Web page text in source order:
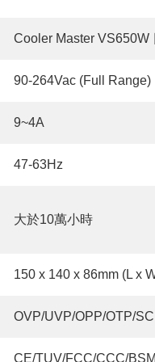
Cooler Master VS650W
90-264Vac (Full Range)
9~4A
47-63Hz
大於10萬小時
150 x 140 x 86mm (L x
OVP/UVP/OPP/OTP/
CE/TUV/FCC/CCC/